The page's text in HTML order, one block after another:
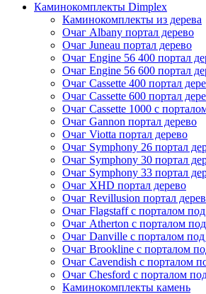
Каминокомплекты Dimplex
Каминокомплекты из дерева
Очаг Albany портал дерево
Очаг Juneau портал дерево
Очаг Engine 56 400 портал
Очаг Engine 56 600 портал
Очаг Cassette 400 портал
Очаг Cassette 600 портал
Очаг Cassette 1000 с
Очаг Gannon портал дерево
Очаг Viotta портал дерево
Очаг Symphony 26 портал
Очаг Symphony 30 портал
Очаг Symphony 33 портал
Очаг XHD портал дерево
Очаг Revillusion портал
Очаг Flagstaff с порталом
Очаг Atherton с порталом
Очаг Danville с порталом под
Очаг Brookline с порталом
Очаг Cavendish с порталом
Очаг Chesford с порталом
Каминокомплекты камень